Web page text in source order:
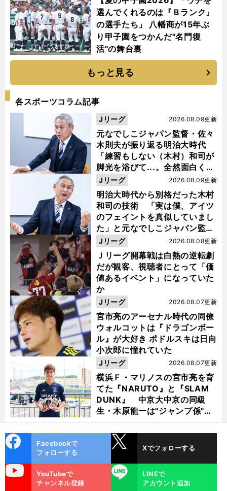
選んでくれるのは『Ｂランク』
の選手たち」 八幡商が15年ぶ
り甲子園をつかんだ"名門復
活"の舞台裏
もっと見る
各スポーツコラム記事
元なでしこジャパン監督・佐々
木則夫が振り返る明治大時代
「練習もしない（木村）和司が
脚光を浴びて...。全然面白くな
い４年間でした」
2026.08.09更新
Jリーグ
明治大時代から別格だった木村
和司の技術 「実は僕、アイツ
のフェイントを真似していまし
た」と元なでしこジャパン監
督・佐々木則夫
2026.08.09更新
Jリーグ
Ｊリーグ開幕戦は白熱の逆転劇
だが観客、視聴者にとって「価
値あるイベント」になっていた
か
2026.08.08更新
Jリーグ
宮市亮のアーセナル時代の同僚
ウォルコットは『ドラゴンボー
ル』が大好き ポドルスキは日向
小次郎に憧れていた
2026.08.07更新
Jリーグ
横浜Ｆ・マリノスの宮市亮を育
てた『NARUTO』と『SLAM
DUNK』 中京大中京の同級
生・木原龍一は"ジャンプ係"だ
った
2026.08.07更新
Jリーグ
ok
Facebookで
フォローする
Xでフォローする
YouTubeで
チャンネル登録
LINE
LINEで
アカウント追加